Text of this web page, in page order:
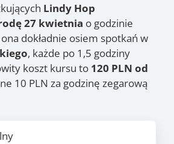
Lindy Hop
27 kwietnia o godzinie
dokładnie osiem spotkań w
, każde po 1,5 godziny
koszt kursu to 120 PLN od
10 PLN za godzinę zegarową